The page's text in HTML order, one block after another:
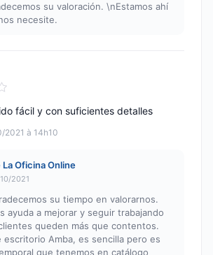
su valoración. \nEstamos ahí
necesite.
5
2021 à 14h10
fácil y con suficientes detalles
Oficina Online
2021
su tiempo en valorarnos.
ayuda a mejorar y seguir trabajando
queden más que contentos.
escritorio Amba, es sencilla pero es
que tenemos en catálogo